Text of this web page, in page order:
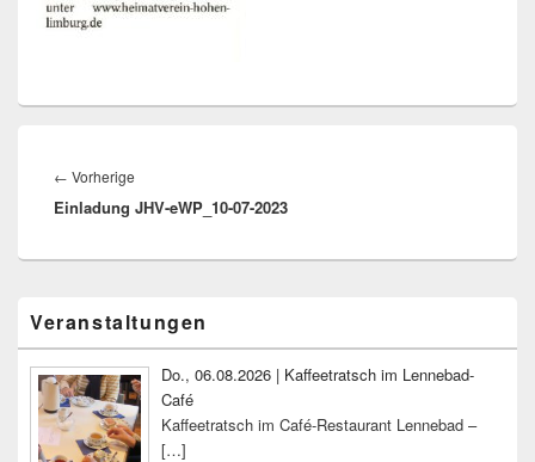
← Vorherige
Beitrag:
Einladung JHV-eWP_10-07-2023
Seitenleisten-
Widgetbereich
Veranstaltungen
Do., 06.08.2026 | Kaffeetratsch im Lennebad-
Café
Kaffeetratsch im Café-Restaurant Lennebad –
[…]